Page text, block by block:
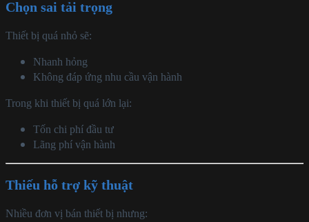
Chọn sai tải trọng
Thiết bị quá nhỏ sẽ:
Nhanh hỏng
Không đáp ứng nhu cầu vận hành
Trong khi thiết bị quá lớn lại:
Tốn chi phí đầu tư
Lãng phí vận hành
Thiếu hỗ trợ kỹ thuật
Nhiều đơn vị bán thiết bị nhưng: